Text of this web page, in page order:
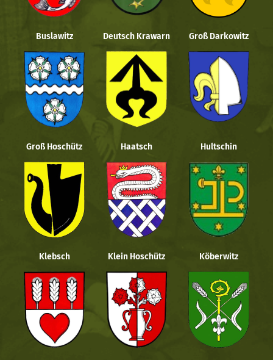
Buslawitz Deutsch Krawarn Groß Darkowitz
Groß Hoschütz Haatsch Hultschin
Klebsch Klein Hoschütz Köberwitz